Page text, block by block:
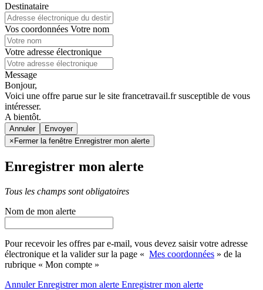
Destinataire
Vos coordonnées Votre nom
Votre adresse électronique
Message
Bonjour,
Voici une offre parue sur le site francetravail.fr susceptible de vous
intéresser.
A bientôt.
Annuler
×Fermer la fenêtre Enregistrer mon alerte
Enregistrer mon alerte
Tous les champs sont obligatoires
Nom de mon alerte
Pour recevoir les offres par e-mail, vous devez saisir votre adresse
électronique et la valider sur la page « Mes coordonnées » de la
rubrique « Mon compte »
AnnulerEnregistrer mon alerte Enregistrermon alerte